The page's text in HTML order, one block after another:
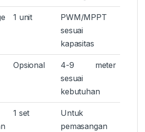
1 unit
PWM/MPPT
sesuai
kapasitas
Opsional
4-9 meter
sesuai
kebutuhan
1 set
Untuk
pemasangan